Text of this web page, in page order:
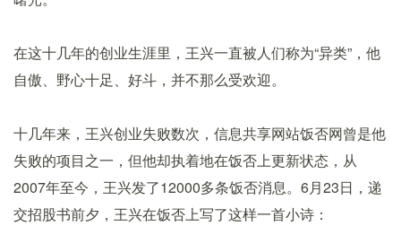
在这十几年的创业生涯里，王兴一直被人们称为“异类”，他
自傲、野心十足、好斗，并不那么受欢迎。
十几年来，王兴创业失败数次，信息共享网站饭否网曾是他
失败的项目之一，但他却执着地在饭否上更新状态，从
2007年至今，王兴发了12000多条饭否消息。6月23日，递
交招股书前夕，王兴在饭否上写了这样一首小诗：